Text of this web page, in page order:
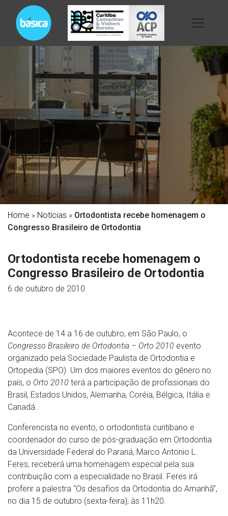
Home » Notícias » Ortodontista recebe homenagem o
Congresso Brasileiro de Ortodontia
Ortodontista recebe homenagem o
Congresso Brasileiro de Ortodontia
6 de outubro de 2010
Acontece de 14 a 16 de outubro, em São Paulo, o
Congresso Brasileiro de Ortodontia – Orto 2010 evento
organizado pela Sociedade Paulista de Ortodontia e
Ortopedia (SPO). Um dos maiores eventos do gênero no
país, o Orto 2010 terá a participação de profissionais do
Brasil, Estados Unidos, Alemanha, Coréia, Bélgica, Itália e
Canadá .
Conferencista no evento, o ortodontista curitibano e
coordenador do curso de pós-graduação em Ortodontia
da Universidade Federal do Paraná, Marco Antonio L.
Feres, receberá uma homenagem especial pela sua
contribuição com a especialidade no Brasil. Feres irá
proferir a palestra “Os desafios da Ortodontia do Amanhã”,
no dia 15 de outubro (sexta-feira), às 11h20.